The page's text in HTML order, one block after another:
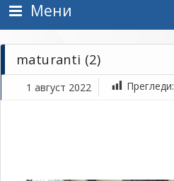
Мени
maturanti (2)
1 август 2022 Прегледи: